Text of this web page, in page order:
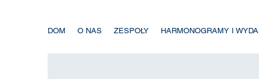
DOM O NAS ZESPOŁY HARMONOGRAMY I